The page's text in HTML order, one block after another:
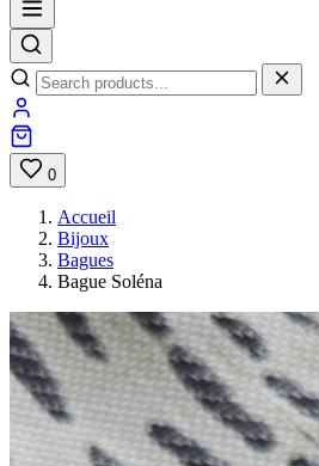
0
Accueil
Bijoux
Bagues
Bague Soléna